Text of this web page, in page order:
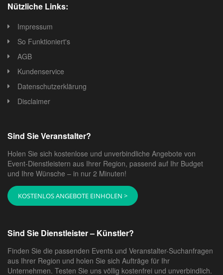
Nützliche Links:
Impressum
So Funktioniert's
AGB
Kundenservice
Datenschutzerklärung
Disclaimer
Sind Sie Veranstalter?
Holen Sie sich kostenlose und unverbindliche Angebote von
Event-Dienstleistern aus Ihrer Region, passend auf Ihr Budget
und Ihre Wünsche – in nur 2 Minuten!
KOSTENLOS ANGEBOTE EINHOLEN >
Sind Sie Dienstleister – Künstler?
Finden Sie die passenden Events und Veranstalter-Suchanfragen
aus Ihrer Region und holen Sie sich Aufträge für Ihr
Unternehmen. Testen Sie uns völlig kostenfrei und unverbindlich.